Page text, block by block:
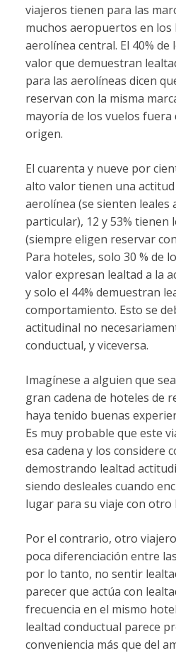
viajeros tienen para las
muchos aeropuertos en los
aerolínea central. El 40% de
valor que demuestran
para las aerolíneas dicen
reservan con la misma
mayoría de los vuelos
origen.
El cuarenta y nueve por
alto valor tienen una
aerolínea (se sienten leales
particular), 12 y 53% tienen
(siempre eligen reservar
Para hoteles, solo 30 % de
valor expresan lealtad a la
y solo el 44% demuestran
comportamiento. Esto se
actitudinal no
conductual, y viceversa.
Imagínese a alguien que
gran cadena de hoteles de
haya tenido buenas
Es muy probable que este
esa cadena y los considere
demostrando lealtad
siendo desleales cuando
lugar para su viaje con otro
Por el contrario, otro
poca diferenciación entre
por lo tanto, no sentir
parecer que actúa con
frecuencia en el mismo
lealtad conductual parece
conveniencia más que del